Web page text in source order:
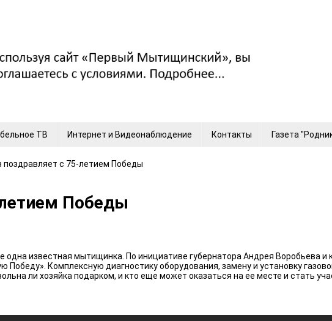
ТВ Интернет и Видеонаблюдение Контакты Газета
поздравляет с 75-летием Победы
Победы
известная мытищинка. По инициативе губернатора Андрея Воробьева и
Победу». Комплексную диагностику оборудования, замену и установку
ли хозяйка подарком, и кто еще может оказаться на ее месте и стать